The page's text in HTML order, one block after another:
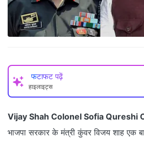
फटाफट पढ़ें
हाइलाइट्स
Vijay Shah Colonel Sofia Qureshi
भाजपा सरकार के मंत्री कुंवर विजय शाह एक